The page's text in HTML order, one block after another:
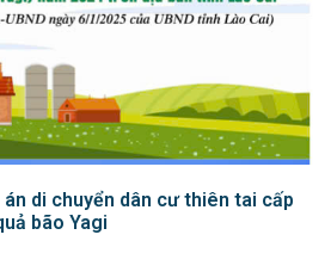
di chuyển dân cư thiên tai cấp
bão Yagi